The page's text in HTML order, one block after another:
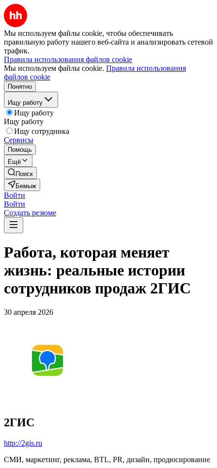
Мы используем файлы cookie, чтобы обеспечивать
правильную работу нашего веб-сайта и анализировать сетевой
трафик.
Правила использования файлов cookie
Мы используем файлы cookie. Правила использования
файлов cookie
Понятно
Ищу работу
Ищу работу
Ищу работу
Ищу сотрудника
Сервисы
Помощь
Ещё
Поиск
Бемыж
Войти
Войти
Создать резюме
Работа, которая меняет
жизнь: реальные истории
сотрудников продаж 2ГИС
30 апреля 2026
2ГИС
http://2gis.ru
СМИ, маркетинг, реклама, BTL, PR, дизайн, продюсирование